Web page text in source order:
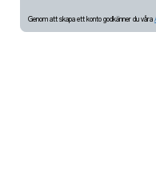
Genom att skapa ett konto godkänner du våra